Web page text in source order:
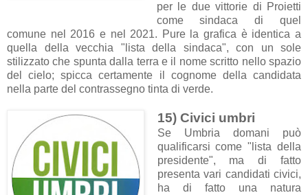
per le due vittorie di Proietti
come sindaca di quel
comune nel 2016 e nel 2021. Pure la grafica è identica a
quella della vecchia "lista della sindaca", con un sole
stilizzato che spunta dalla terra e il nome scritto nello spazio
del cielo; spicca certamente il cognome della candidata
nella parte del contrassegno tinta di verde.
15) Civici umbri
Se Umbria domani può
qualificarsi come "lista della
presidente", ma di fatto
presenta vari candidati civici,
ha di fatto una natura